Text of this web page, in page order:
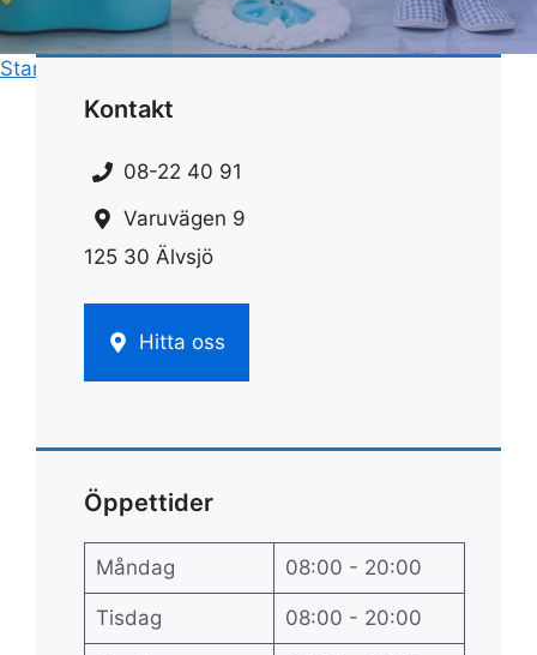
Start
Kontakt
08-22 40 91
Varuvägen 9
125 30 Älvsjö
Hitta oss
Öppettider
Måndag 08:00 - 20:00
Tisdag 08:00 - 20:00